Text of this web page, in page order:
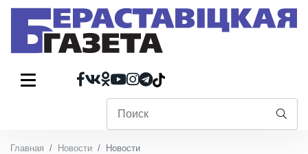
Главная Новости Новости